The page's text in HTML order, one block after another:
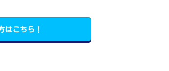
はこちら！